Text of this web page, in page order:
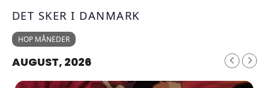
DET SKER I DANMARK
HOP MÅNEDER
AUGUST, 2026